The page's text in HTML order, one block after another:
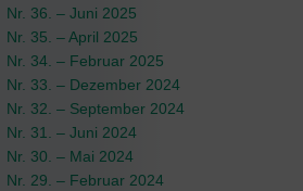
Nr. 36. – Juni 2025
Nr. 35. – April 2025
Nr. 34. – Februar 2025
Nr. 33. – Dezember 2024
Nr. 32. – September 2024
Nr. 31. – Juni 2024
Nr. 30. – Mai 2024
Nr. 29. – Februar 2024